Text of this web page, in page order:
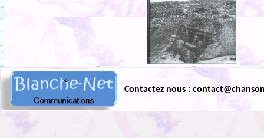
Contactez nous :